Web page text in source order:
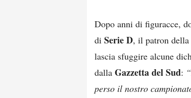
Dopo anni di figuracce,
di Serie D, il patron della
lascia sfuggire alcune
dalla Gazzetta del Sud:
perso il nostro